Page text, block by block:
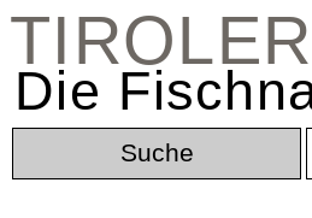
Die
Suche